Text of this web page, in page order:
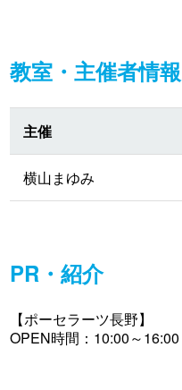
教室・主催者情報
主催
横山まゆみ
PR・紹介
【ポーセラーツ長野】
OPEN時間：10:00～